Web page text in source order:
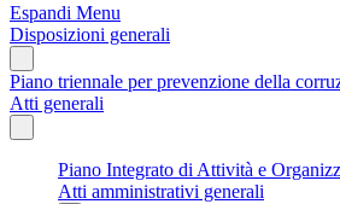
Espandi Menu
Disposizioni generali
Piano triennale per prevenzione della
Atti generali
Piano Integrato di Attività e
Atti amministrativi generali